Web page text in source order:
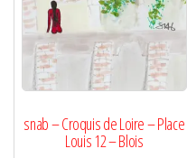
snab – Croquis de Loire – Place
Louis 12 – Blois